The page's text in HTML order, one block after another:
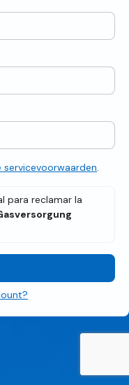
servicevoorwaarden.
para reclamar la